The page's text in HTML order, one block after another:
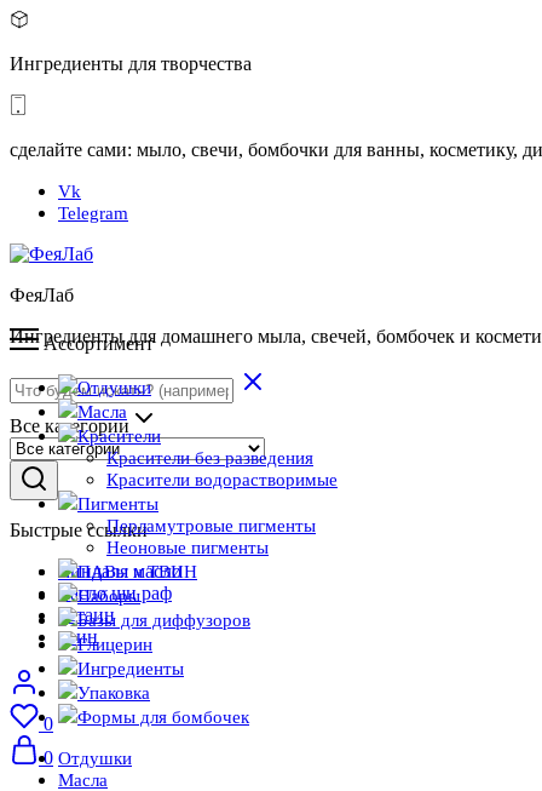
Ингредиенты для творчества
сделайте сами: мыло, свечи, бомбочки для ванны, косметику,
Vk
Telegram
ФеяЛаб
Ингредиенты для домашнего мыла, свечей, бомбочек и
Все категории
Быстрые ссылки
миндаля масло
масло ши раф
бетаин
твин
0
0
Ассортимент
Отдушки
Масла
Красители
Красители без разведения
Красители водорастворимые
Пигменты
Перламутровые пигменты
Неоновые пигменты
ПАВы и ТВИН
Наборы
Базы для диффузоров
Глицерин
Ингредиенты
Упаковка
Формы для бомбочек
Отдушки
Масла